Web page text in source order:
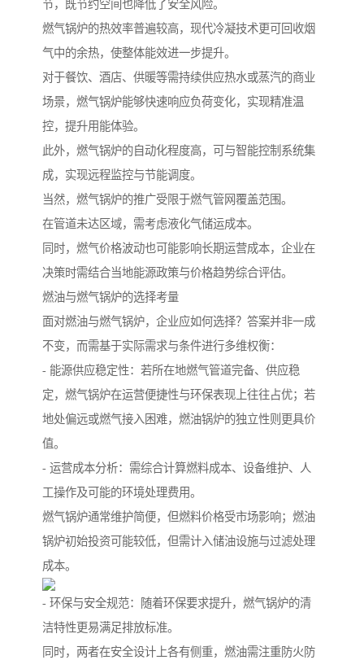
节，既节约空间也降低了安全风险。
燃气锅炉的热效率普遍较高，现代冷凝技术更可回收烟
气中的余热，使整体能效进一步提升。
对于餐饮、酒店、供暖等需持续供应热水或蒸汽的商业
场景，燃气锅炉能够快速响应负荷变化，实现精准温
控，提升用能体验。
此外，燃气锅炉的自动化程度高，可与智能控制系统集
成，实现远程监控与节能调度。
当然，燃气锅炉的推广受限于燃气管网覆盖范围。
在管道未达区域，需考虑液化气储运成本。
同时，燃气价格波动也可能影响长期运营成本，企业在
决策时需结合当地能源政策与价格趋势综合评估。
燃油与燃气锅炉的选择考量
面对燃油与燃气锅炉，企业应如何选择？答案并非一成
不变，而需基于实际需求与条件进行多维权衡：
- 能源供应稳定性：若所在地燃气管道完备、供应稳
定，燃气锅炉在运营便捷性与环保表现上往往占优；若
地处偏远或燃气接入困难，燃油锅炉的独立性则更具价
值。
- 运营成本分析：需综合计算燃料成本、设备维护、人
工操作及可能的环境处理费用。
燃气锅炉通常维护简便，但燃料价格受市场影响；燃油
锅炉初始投资可能较低，但需计入储油设施与过滤处理
成本。
- 环保与安全规范：随着环保要求提升，燃气锅炉的清
洁特性更易满足排放标准。
同时，两者在安全设计上各有侧重，燃油需注重防火防